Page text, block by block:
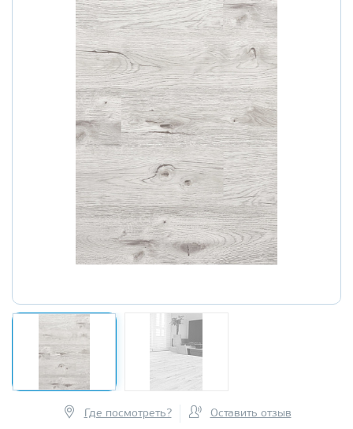
Где посмотреть? Оставить отзыв